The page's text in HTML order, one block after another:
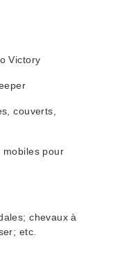
Victory
couverts,
mobiles pour
chevaux à
etc.